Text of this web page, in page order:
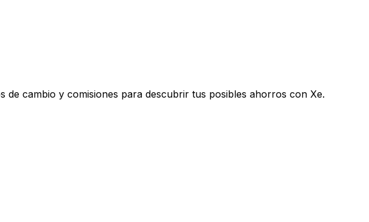
de cambio y comisiones para descubrir tus posibles ahorros con Xe.